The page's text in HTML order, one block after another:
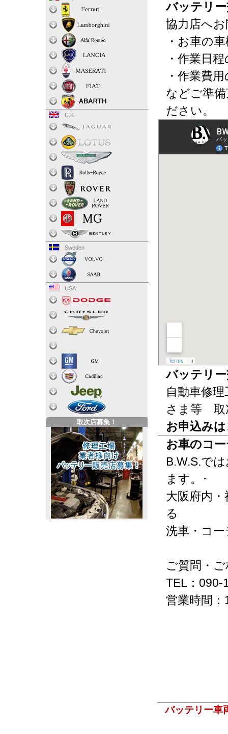
バッテリ
協力店へ
・お車の
・作業日
・作業費
などご準
ださい。
バッテリ
自動車修
さま等 取
お申込み
お車のコ
B.W.S.で
ます。･
大阪府内
る
洗車・コ
ご質問・
TEL：090-
営業時間
バッテリー車
U.K.
Sweden
USA
取次店募集！